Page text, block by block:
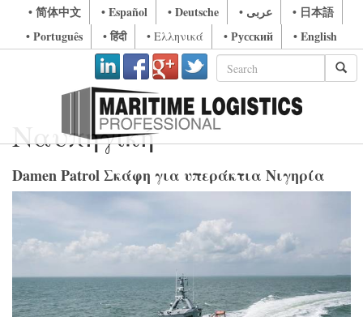
• 简体中文 • Español • Deutsche • عربى
• 日本語
• Português
• हिंदी • Ελληνικά • Русский • English
Ναυπηγική
Damen Patrol Σκάφη για υπεράκτια Νιγηρία